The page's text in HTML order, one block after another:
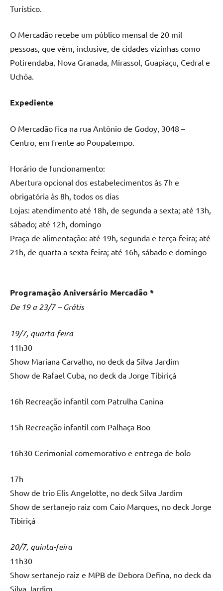
Turístico.
O Mercadão recebe um público mensal de 20 mil
pessoas, que vêm, inclusive, de cidades vizinhas como
Potirendaba, Nova Granada, Mirassol, Guapiaçu, Cedral e
Uchôa.
Expediente
O Mercadão fica na rua Antônio de Godoy, 3048 –
Centro, em frente ao Poupatempo.
Horário de funcionamento:
Abertura opcional dos estabelecimentos às 7h e
obrigatória às 8h, todos os dias
Lojas: atendimento até 18h, de segunda a sexta; até 13h,
sábado; até 12h, domingo
Praça de alimentação: até 19h, segunda e terça-feira; até
21h, de quarta a sexta-feira; até 16h, sábado e domingo
Programação Aniversário Mercadão *
De 19 a 23/7 – Grátis
19/7, quarta-feira
11h30
Show Mariana Carvalho, no deck da Silva Jardim
Show de Rafael Cuba, no deck da Jorge Tibiriçá
16h Recreação infantil com Patrulha Canina
15h Recreação infantil com Palhaça Boo
16h30 Cerimonial comemorativo e entrega de bolo
17h
Show de trio Elis Angelotte, no deck Silva Jardim
Show de sertanejo raiz com Caio Marques, no deck Jorge
Tibiriçá
20/7, quinta-feira
11h30
Show sertanejo raiz e MPB de Debora Defina, no deck da
Silva Jardim